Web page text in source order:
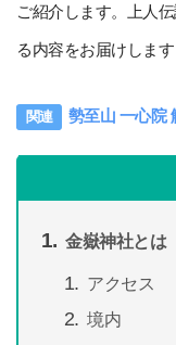
ご紹介します。上人
る内容をお届けします
勢至山 一心院
金嶽神社とは
アクセス
境内